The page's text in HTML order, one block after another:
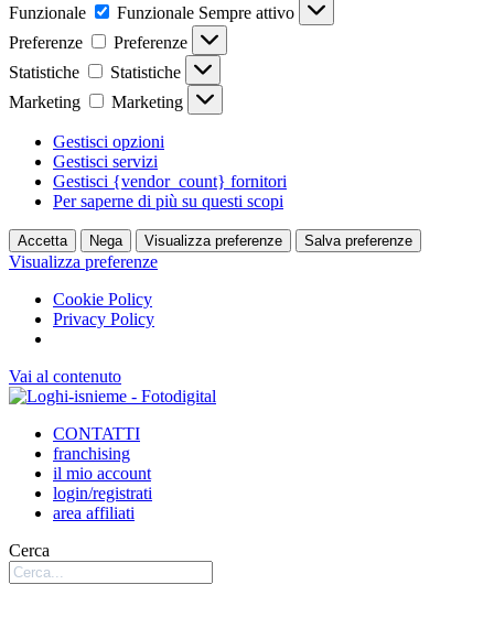
Funzionale
Funzionale Sempre attivo
Preferenze
Preferenze
Statistiche
Statistiche
Marketing
Marketing
Gestisci opzioni
Gestisci servizi
Gestisci {vendor_count} fornitori
Per saperne di più su questi scopi
Accetta Nega Visualizza preferenze Salva preferenze
Visualizza preferenze
Cookie Policy
Privacy Policy
Vai al contenuto
CONTATTI
franchising
il mio account
login/registrati
area affiliati
Cerca